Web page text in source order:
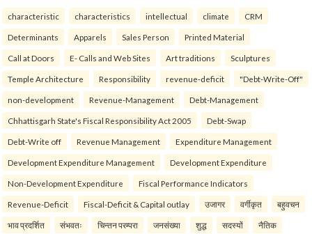
characteristic characteristics intellectual climate CRM
Determinants Apparels Sales Person Printed Material
Call at Doors E- Calls and Web Sites Art traditions Sculptures
Temple Architecture Responsibility revenue-deficit "Debt-Write-Off"
non-development Revenue-Management Debt-Management
Chhattisgarh State's Fiscal Responsibility Act 2005 Debt-Swap
Debt-Write off Revenue Management Expenditure Management
Development Expenditure Management Development Expenditure
Non-Development Expenditure Fiscal Performance Indicators
Revenue-Deficit Fiscal-Deficit & Capital outlay उजागर वर्गीकृत बहुवचन
भाव प्रदर्शित संभवतः चिन्तन परम्परा जनसंख्या शुद्ध सदस्यों नैतिक